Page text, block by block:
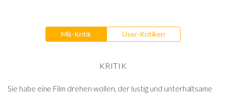
MB-Kritik User-Kritiken
KRITIK
Sie habe eine Film drehen wollen, der lustig und unterhaltsame